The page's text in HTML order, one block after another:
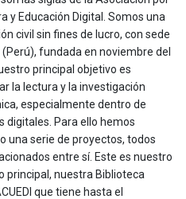
y Educación Digital. Somos una
civil sin fines de lucro, con sede
(Perú), fundada en noviembre del
principal objetivo es
la lectura y la investigación
especialmente dentro de
digitales. Para ello hemos
una serie de proyectos, todos
entre sí. Este es nuestro
principal, nuestra Biblioteca
que tiene hasta el